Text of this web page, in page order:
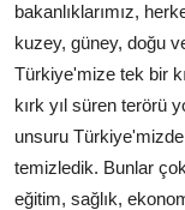
bakanlıklarımız,
kuzey, güney, doğu
Türkiye'mize tek bir
kırk yıl süren terörü
unsuru Türkiye'mizde
temizledik. Bunlar
eğitim, sağlık,